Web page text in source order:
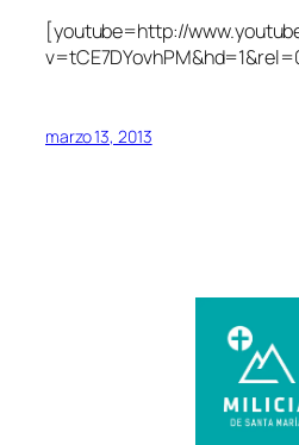
[youtube=http://
marzo 13, 2013